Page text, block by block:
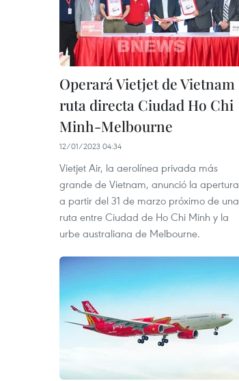
Operará Vietjet de Vietnam
ruta directa Ciudad Ho Chi
Minh-Melbourne
12/01/2023 04:34
Vietjet Air, la aerolínea privada más
grande de Vietnam, anunció la apertura
a partir del 31 de marzo próximo de una
ruta entre Ciudad de Ho Chi Minh y la
urbe australiana de Melbourne.